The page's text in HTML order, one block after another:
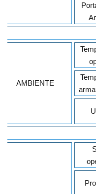
AMBIENTE